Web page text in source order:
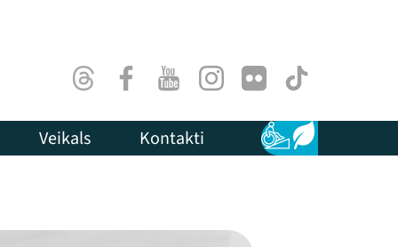
ThreadsFacebookYoutubeInstagram
Flick TikTok
Veikals Kontakti Pieejamība
Ilgtspēja